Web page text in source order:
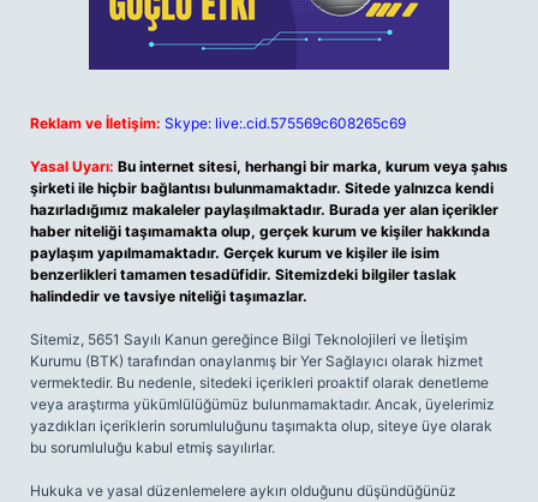
Reklam ve İletişim: Skype: live:.cid.575569c608265c69
Yasal Uyarı: Bu internet sitesi, herhangi bir marka, kurum veya şahıs
şirketi ile hiçbir bağlantısı bulunmamaktadır. Sitede yalnızca kendi
hazırladığımız makaleler paylaşılmaktadır. Burada yer alan içerikler
haber niteliği taşımamakta olup, gerçek kurum ve kişiler hakkında
paylaşım yapılmamaktadır. Gerçek kurum ve kişiler ile isim
benzerlikleri tamamen tesadüfidir. Sitemizdeki bilgiler taslak
halindedir ve tavsiye niteliği taşımazlar.
Sitemiz, 5651 Sayılı Kanun gereğince Bilgi Teknolojileri ve İletişim
Kurumu (BTK) tarafından onaylanmış bir Yer Sağlayıcı olarak hizmet
vermektedir. Bu nedenle, sitedeki içerikleri proaktif olarak denetleme
veya araştırma yükümlülüğümüz bulunmamaktadır. Ancak, üyelerimiz
yazdıkları içeriklerin sorumluluğunu taşımakta olup, siteye üye olarak
bu sorumluluğu kabul etmiş sayılırlar.
Hukuka ve yasal düzenlemelere aykırı olduğunu düşündüğünüz